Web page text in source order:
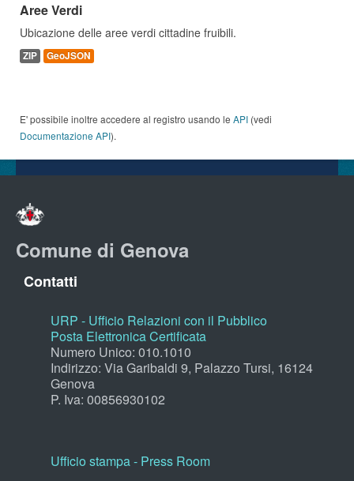
Aree Verdi
Ubicazione delle aree verdi cittadine fruibili.
ZIP GeoJSON
E' possibile inoltre accedere al registro usando le API (vedi
Documentazione API).
Comune di Genova
Contatti
URP - Ufficio Relazioni con il Pubblico
Posta Elettronica Certificata
Numero Unico: 010.1010
Indirizzo: Via Garibaldi 9, Palazzo Tursi, 16124
Genova
P. Iva: 00856930102
Ufficio stampa - Press Room